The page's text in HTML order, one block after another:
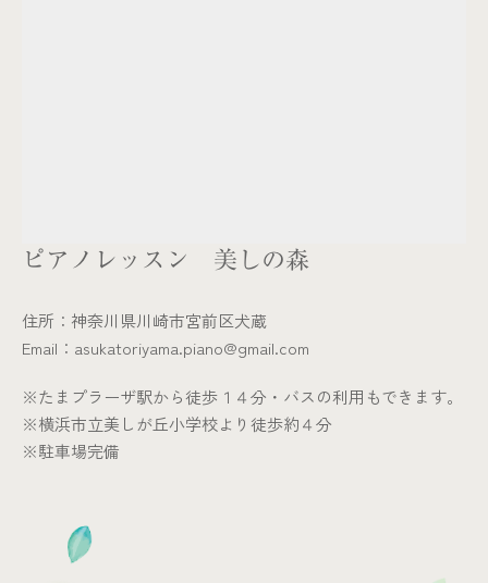
ピアノレッスン 美しの森
住所：神奈川県川崎市宮前区犬蔵
Email：asukatoriyama.piano@gmail.com
※​たまプラーザ駅から徒歩１４分・バスの利用もできます。​
​※横浜市立美しが丘小学校より徒歩約４分
※駐車場完備